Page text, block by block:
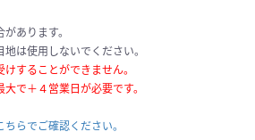
あります。
は使用しないでください。
することができません。
で＋４営業日が必要です。
ちらでご確認ください。